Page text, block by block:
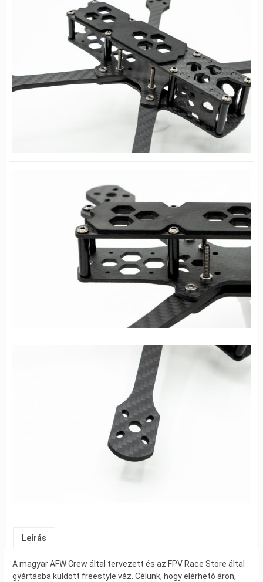
Leírás
A magyar AFW Crew által tervezett és az FPV Race Store által
gyártásba küldött freestyle váz. Célunk, hogy elérhető áron,